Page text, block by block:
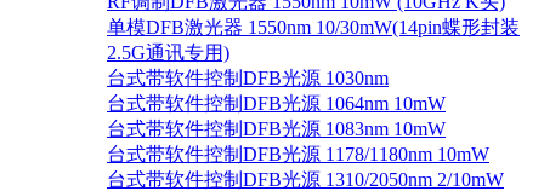
单模DFB激光器 1550nm 10/30mW(14pin蝶形封装
2.5G通讯专用)
台式带软件控制DFB光源 1030nm
台式带软件控制DFB光源 1064nm 10mW
台式带软件控制DFB光源 1083nm 10mW
台式带软件控制DFB光源 1178/1180nm 10mW
台式带软件控制DFB光源 1310/2050nm 2/10mW